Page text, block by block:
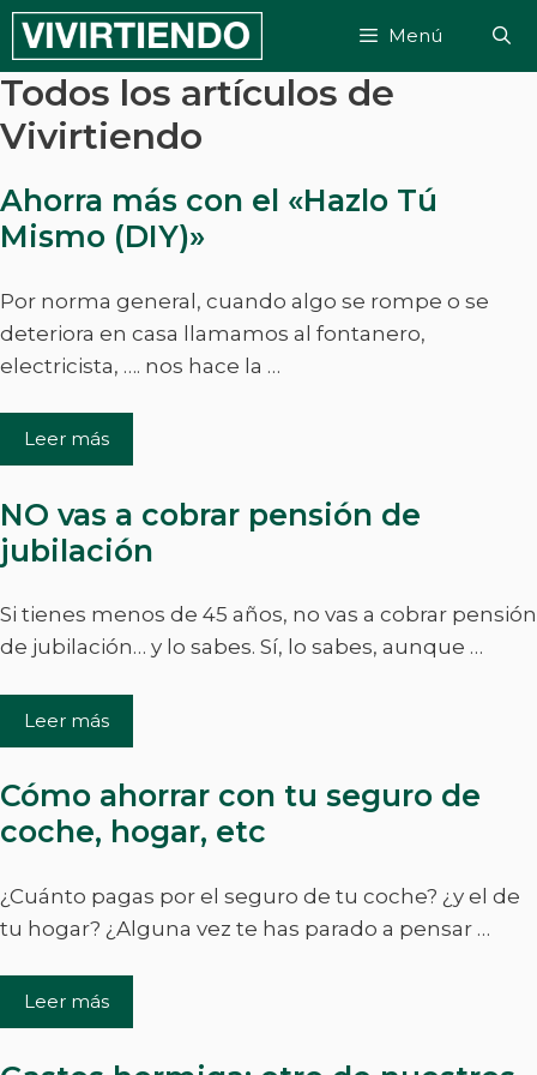
Saltar
contenido
Menú
Todos los artículos de
Vivirtiendo
Ahorra más con el «Hazlo Tú
Mismo (DIY)»
Por norma general, cuando algo se rompe o se
deteriora en casa llamamos al fontanero,
electricista, …. nos hace la …
Leer más
NO vas a cobrar pensión de
jubilación
Si tienes menos de 45 años, no vas a cobrar pensión
de jubilación… y lo sabes. Sí, lo sabes, aunque …
Leer más
Cómo ahorrar con tu seguro de
coche, hogar, etc
¿Cuánto pagas por el seguro de tu coche? ¿y el de
tu hogar? ¿Alguna vez te has parado a pensar …
Leer más